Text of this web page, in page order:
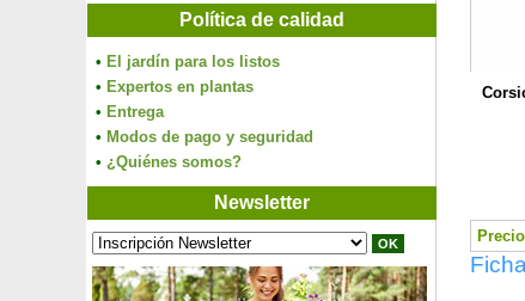
Política de calidad
• El jardín para los listos
• Expertos en plantas
• Entrega
• Modos de pago y seguridad
• ¿Quiénes somos?
Newsletter